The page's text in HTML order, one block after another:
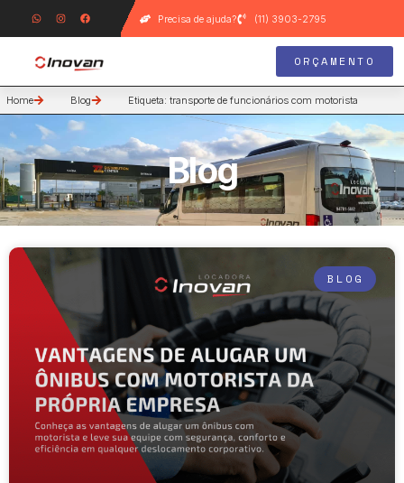
Precisa de ajuda? (11) 3903-2795
ORÇAMENTO
Home Blog Etiqueta: transporte de funcionários com motorista
Blog
BLOG